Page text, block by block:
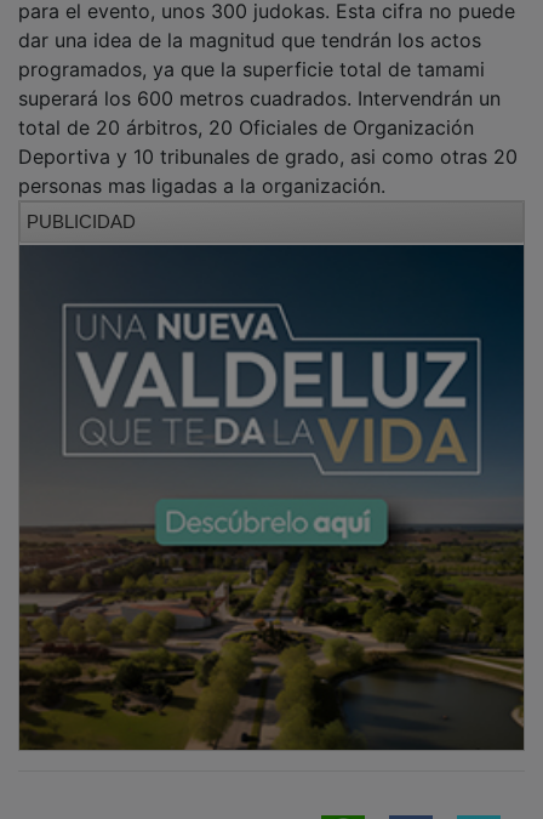
para el evento, unos 300 judokas. Esta cifra no puede
dar una idea de la magnitud que tendrán los actos
programados, ya que la superficie total de tamami
superará los 600 metros cuadrados. Intervendrán un
total de 20 árbitros, 20 Oficiales de Organización
Deportiva y 10 tribunales de grado, asi como otras 20
personas mas ligadas a la organización.
PUBLICIDAD